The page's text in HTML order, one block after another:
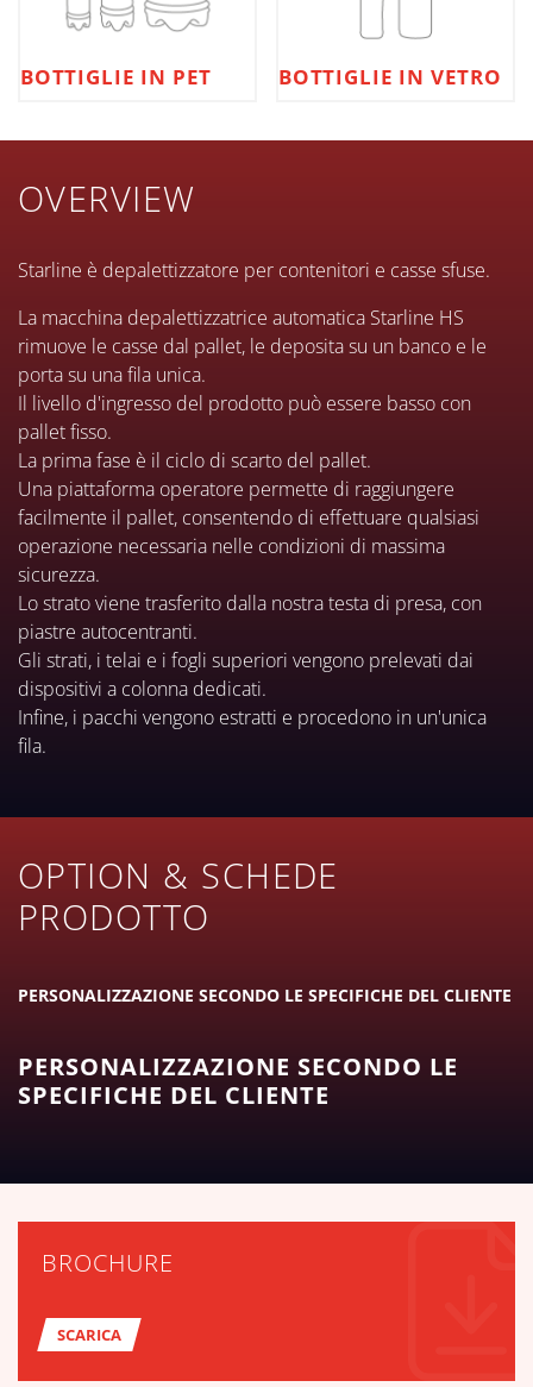
BOTTIGLIE IN PET BOTTIGLIE IN VETRO
OVERVIEW
Starline è depalettizzatore per contenitori e casse sfuse.
La macchina depalettizzatrice automatica Starline HS
rimuove le casse dal pallet, le deposita su un banco e le
porta su una fila unica.
Il livello d'ingresso del prodotto può essere basso con
pallet fisso.
La prima fase è il ciclo di scarto del pallet.
Una piattaforma operatore permette di raggiungere
facilmente il pallet, consentendo di effettuare qualsiasi
operazione necessaria nelle condizioni di massima
sicurezza.
Lo strato viene trasferito dalla nostra testa di presa, con
piastre autocentranti.
Gli strati, i telai e i fogli superiori vengono prelevati dai
dispositivi a colonna dedicati.
Infine, i pacchi vengono estratti e procedono in un'unica
fila.
OPTION & SCHEDE
PRODOTTO
PERSONALIZZAZIONE SECONDO LE SPECIFICHE DEL CLIENTE
PERSONALIZZAZIONE SECONDO LE
SPECIFICHE DEL CLIENTE
BROCHURE
SCARICA